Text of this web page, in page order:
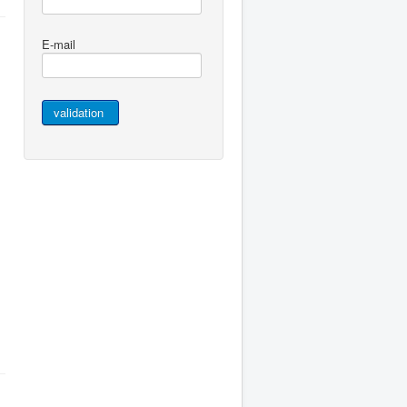
E-mail